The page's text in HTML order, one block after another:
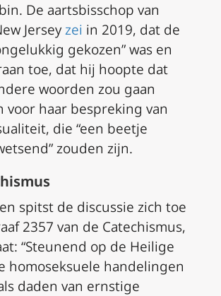
De aartsbisschop van
Jerseyzei in 2019, dat de
gekozen” was en
toe, dat hij hoopte dat
woorden zou gaan
voor haar bespreking van
die “een beetje
zouden zijn.
spitst de discussie zich toe
2357 van de Catechismus,
“Steunend op de Heilige
homoseksuele handelingen
daden van ernstige